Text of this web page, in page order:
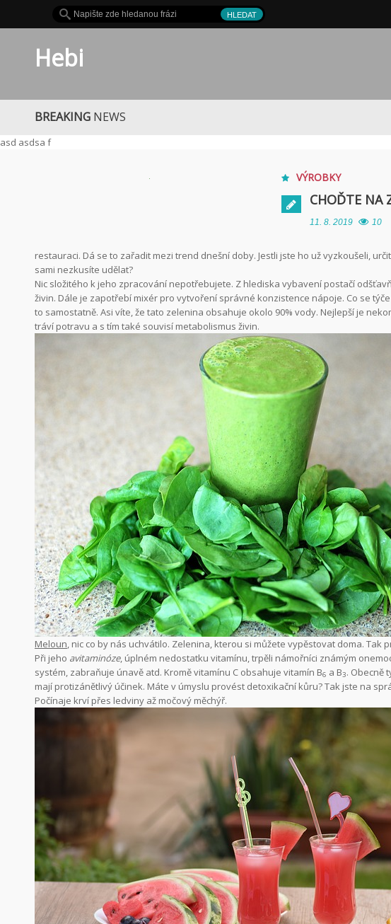
Hebi
BREAKING NEWS
Je to hit
asd asdsa f
VÝROBKY
CHOĎTE NA
11. 8. 2019 10
restauraci. Dá se to zařadit mezi trend dnešní doby. Jestli jste ho už vyzkoušeli,
sami nezkusíte udělat?
Nic složitého k jeho zpracování nepotřebujete. Z hlediska vybavení postačí
živin. Dále je zapotřebí mixér pro vytvoření správné konzistence nápoje. Co se
to samostatně. Asi víte, že tato zelenina obsahuje okolo 90% vody. Nejlepší je
tráví potravu a s tím také souvisí metabolismus živin.
Meloun, nic co by nás uchvátilo. Zelenina, kterou si můžete vypěstovat doma.
Při jeho avitaminóze, úplném nedostatku vitamínu, trpěli námořníci známým
systém, zabraňuje únavě atd. Kromě vitamínu C obsahuje vitamín B6 a B3. Obecně
mají protizánětlivý účinek. Máte v úmyslu provést detoxikační kůru? Tak jste na
Počínaje krví přes ledviny až močový měchýř.